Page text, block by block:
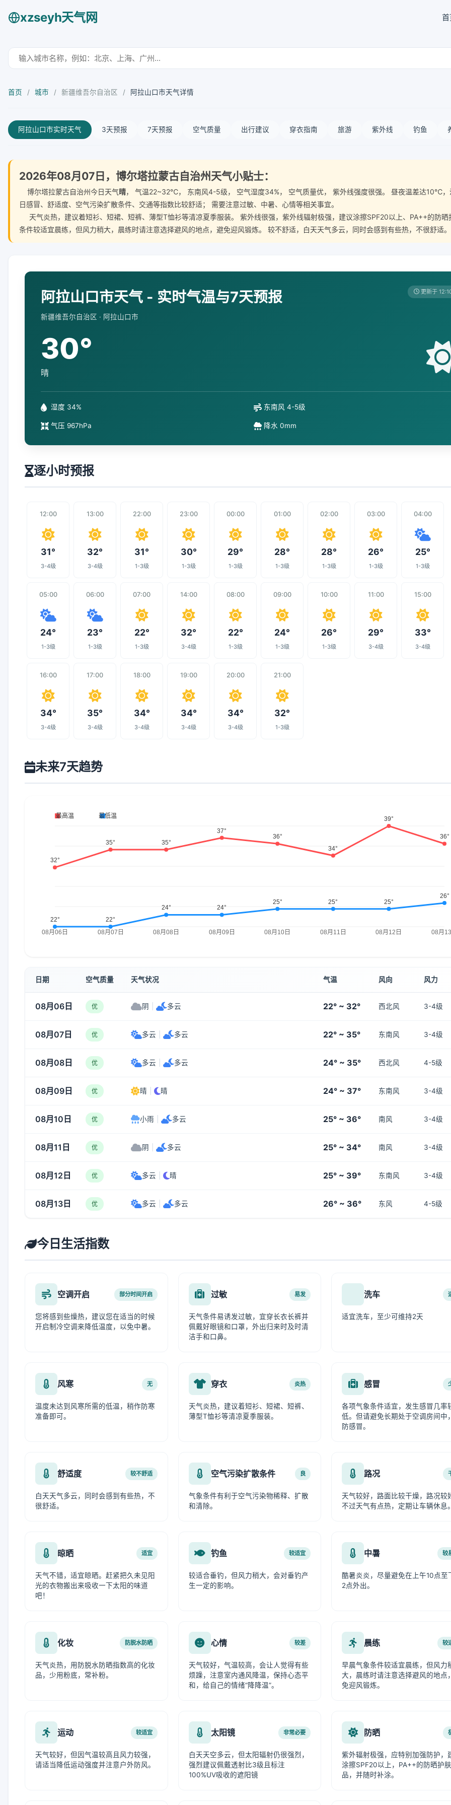
xzseyh天气网
首页 / 城市 / 新疆维吾尔自治区 / 阿拉山口市天气详情
阿拉山口市实时天气 3天预报 7天预报 空气质量 出行建议 穿衣指南 旅游 紫外线 钓鱼
2026年08月07日，博尔塔拉蒙古自治州天气小贴士：
博尔塔拉蒙古自治州今日天气晴， 气温22~32℃， 东南风4-5级， 空气湿度34%， 空气质量优， 紫外线强度很强。 昼夜温差达10℃
日感冒、舒适度、空气污染扩散条件、交通等指数比较舒适； 需要注意过敏、中暑、心情等相关事宜。
天气炎热，建议着短衫、短裙、短裤、薄型T恤衫等清凉夏季服装。 紫外线很强，紫外线辐射极强，建议涂擦SPF20以上、PA++的防
条件较适宜晨练，但风力稍大，晨练时请注意选择避风的地点，避免迎风锻炼。 较不舒适，白天天气多云，同时会感到有些热，不很舒适
阿拉山口市天气 - 实时气温与7天预报
新疆维吾尔自治区 · 阿拉山口市
更新于
30°
晴
湿度 34% 东南风 4-5级
气压 967hPa 降水 0mm
逐小时预报
12:00
31°
3-4级
13:00
32°
3-4级
22:00
31°
1-3级
23:00
30°
1-3级
00:00
29°
1-3级
01:00
28°
1-3级
02:00
28°
1-3级
03:00
26°
1-3级
04:00
25°
1-3级
05:00
24°
1-3级
06:00
23°
1-3级
07:00
22°
1-3级
14:00
32°
3-4级
08:00
22°
1-3级
09:00
24°
1-3级
10:00
26°
1-3级
11:00
29°
3-4级
15:00
33°
3-4级
16:00
34°
3-4级
17:00
35°
3-4级
18:00
34°
3-4级
19:00
34°
3-4级
20:00
34°
3-4级
21:00
32°
1-3级
未来7天趋势
日期 空气质量 天气状况 气温 风向 风力
08月06日 优 阴 多云 22° ~ 32° 西北风 3-4级
08月07日 优 多云 多云 22° ~ 35° 东南风 3-4级
08月08日 优 多云 多云 24° ~ 35° 西北风 4-5级
08月09日 优 晴 晴 24° ~ 37° 东南风 3-4级
08月10日 优 小雨 多云 25° ~ 36° 南风 3-4级
08月11日 优 阴 多云 25° ~ 34° 南风 3-4级
08月12日 优 多云 晴 25° ~ 39° 东南风 3-4级
08月13日 优 多云 多云 26° ~ 36° 东风 4-5级
今日生活指数
空调开启 部分时间开启
您将感到些燥热，建议您在适当的时候
开启制冷空调来降低温度，以免中暑。
过敏 易发
天气条件易诱发过敏，宜穿长衣长裤并
佩戴好眼镜和口罩，外出归来时及时清
洁手和口鼻。
洗车
适宜洗车，至少可维持2天
风寒 无
温度未达到风寒所需的低温，稍作防寒
准备即可。
穿衣 炎热
天气炎热，建议着短衫、短裙、短裤、
薄型T恤衫等清凉夏季服装。
感冒
各项气象条件适宜，发生感冒几率
低。但请避免长期处于空调房间中
防感冒。
舒适度 较不舒适
白天天气多云，同时会感到有些热，不
很舒适。
空气污染扩散条件 良
气象条件有利于空气污染物稀释、扩散
和清除。
路况
天气较好，路面比较干燥，路况较
不过天气有点热，定期让车辆休息
晾晒 适宜
天气不错，适宜晾晒。赶紧把久未见阳
光的衣物搬出来吸收一下太阳的味道
吧！
钓鱼 较适宜
较适合垂钓，但风力稍大，会对垂钓产
生一定的影响。
中暑 较
酷暑炎炎，尽量避免在上午10点至
2点外出。
化妆 防脱水防晒
天气炎热，用防脱水防晒指数高的化妆
品，少用粉底，常补粉。
心情 较差
天气较好，气温较高，会让人觉得有些
烦躁，注意室内通风降温，保持心态平
和，给自己的情绪“降降温”。
晨练 较
早晨气象条件较适宜晨练，但风力
大，晨练时请注意选择避风的地点
免迎风锻炼。
运动 较适宜
天气较好，但因气温较高且风力较强，
请适当降低运动强度并注意户外防风。
太阳镜 非常必要
白天天空多云，但太阳辐射仍很强烈，
强烈建议佩戴透射比3级且标注
100%UV吸收的遮阳镜
防晒
紫外辐射极强，应特别加强防护，
涂擦SPF20以上，PA++的防晒护
品，并随时补涂。